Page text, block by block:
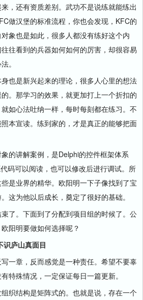
，还有资质差别。武功不是说练就能练出
做汉堡的标准流程，你也会发现，KFC的
象也是如此，很多人都没有练好这个内
往看到的兵器如何如何的厉害，却很容易
。
是新兴起来的理论，很多人心里的想法
。那学习的效果，就更加打上一个折扣的
如心法吐纳一样，每时每刻都在练习。不
本宣读。练到家的，才是真正的能够把面
讲解案例，是Delphi的控件框架体系
码可以阅读，也可以修改后进行调试。所
是业界的精华。欧阳明一下子像找到了宝
这为他以后成长，奠定了很好的基础。
。下面到了分配到项目组的时候了。公
阳明要做如何选择呢？
识庐山真面目
章，反而感觉是一种责任。希望不要辜
特殊情况，一定保证每日一篇更新。
结构是矩阵式的。也就是说，存在一个